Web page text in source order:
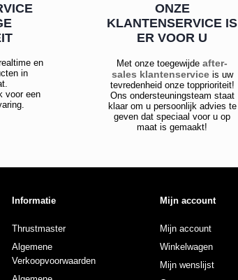
en
in
voor een
ONZE
KLANTENSERVICE IS
ER VOOR U
Met onze toegewijdeafter-
sales klantenserviceis uw
tevredenheid onze topprioriteit!
Ons ondersteuningsteam staat
klaar om u persoonlijk advies te
geven dat speciaal voor u op
maat is gemaakt!
Informatie
Thrustmaster
Algemene
Verkoopvoorwaarden
Mijn account
Mijn account
Winkelwagen
Mijn wenslijst